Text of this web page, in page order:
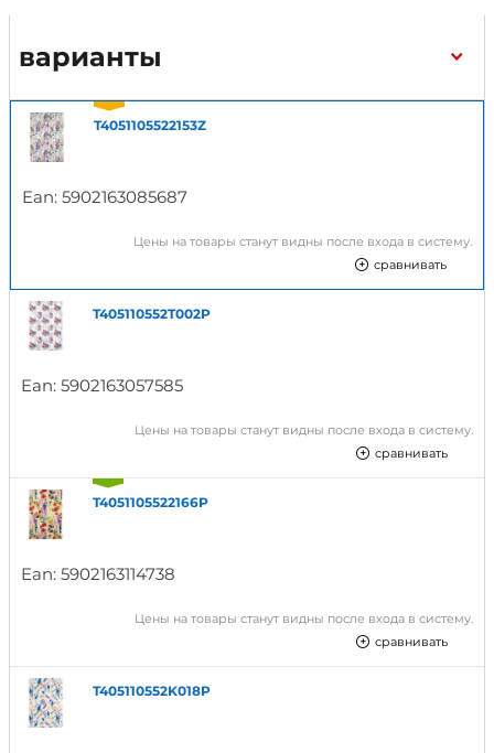
варианты
T4051105522153Z
Ean: 5902163085687
Цены на товары станут видны после входа в систему.
сравнивать
T405110552T002P
Ean: 5902163057585
Цены на товары станут видны после входа в систему.
сравнивать
T4051105522166P
Ean: 5902163114738
Цены на товары станут видны после входа в систему.
сравнивать
T405110552K018P